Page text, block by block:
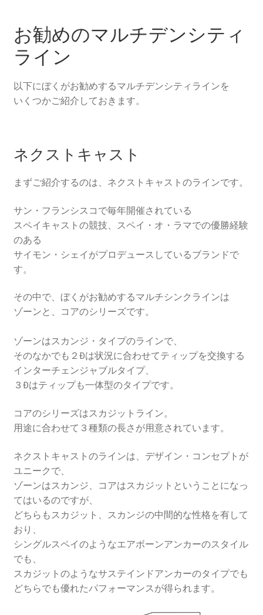
お勧めのマルチデンシティ
ライン
以下にぼくがお勧めするマルチデンシティラインを
いくつかご紹介しておきます。
ネクストキャスト
まずご紹介するのは、ネクストキャストのラインです。
サン・フランシスコで毎年開催されている
スペイキャストの競技、スペイ・オ・ラマでの優勝経験
のある
サイモン・シェイがプロデュースしているブランドで
す。
その中で、ぼくがお勧めするマルチシンクラインは
ゾーンと、コアのシリーズです。
ゾーンはスカンジ・タイプのラインで、
そのなかでも２Ðは状況に合わせてティップを交換する
インターチェンジャブルタイプ、
３Ðはティップも一体型のタイプです。
コアのシリーズはスカジットライン。
用途に合わせて３種類の長さが用意されています。
ネクストキャストのラインは、デザイン・コンセプトが
ユニークで、
ゾーンはスカンジ、コアはスカジットということになっ
てはいるのですが、
どちらもスカジット、スカンジの中間的な性格を有して
おり、
シングルスペイのようなエアボーンアンカーのスタイル
でも、
スカジットのようなサステインドアンカーのタイプでも
どちらでも優れたパフォーマンスが得られます。